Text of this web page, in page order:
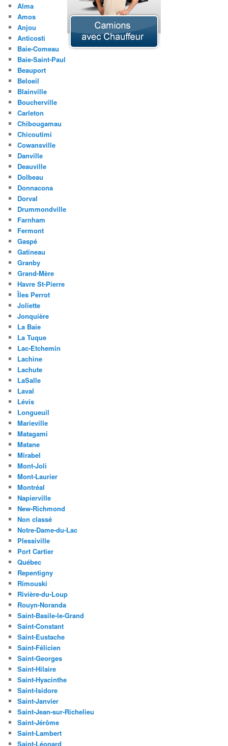
Alma
Amos
Anjou
Anticosti
Baie-Comeau
Baie-Saint-Paul
Beauport
Beloeil
Blainville
Boucherville
Carleton
Chibougamau
Chicoutimi
Cowansville
Danville
Deauville
Dolbeau
Donnacona
Dorval
Drummondville
Farnham
Fermont
Gaspé
Gatineau
Granby
Grand-Mère
Havre St-Pierre
Îles Perrot
Joliette
Jonquière
La Baie
La Tuque
Lac-Etchemin
Lachine
Lachute
LaSalle
Laval
Lévis
Longueuil
Marieville
Matagami
Matane
Mirabel
Mont-Joli
Mont-Laurier
Montréal
Napierville
New-Richmond
Non classé
Notre-Dame-du-Lac
Plessiville
Port Cartier
Québec
Repentigny
Rimouski
Rivière-du-Loup
Rouyn-Noranda
Saint-Basile-le-Grand
Saint-Constant
Saint-Eustache
Saint-Félicien
Saint-Georges
Saint-Hilaire
Saint-Hyacinthe
Saint-Isidore
Saint-Janvier
Saint-Jean-sur-Richelieu
Saint-Jérôme
Saint-Lambert
Saint-Léonard